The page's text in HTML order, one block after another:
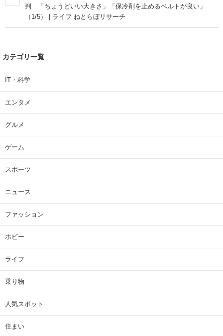
判 「ちょうどいい大きさ」「保冷剤を止めるベルトが良い」
（1/5） | ライフ ねとらぼリサーチ
カテゴリ一覧
IT・科学
エンタメ
グルメ
ゲーム
スポーツ
ニュース
ファッション
ホビー
ライフ
乗り物
人気スポット
住まい